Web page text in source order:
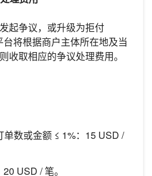
起争议，或升级为拒付
台将根据商户主体所在地及当
收取相应的争议处理费用。
单数或金额 ≤ 1%：15 USD /
USD / 笔。